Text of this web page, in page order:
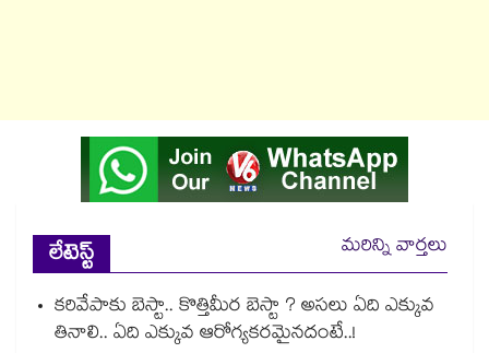
లేటెస్ట్
మరిన్ని వార్తలు
కరివేపాకు బెస్టా.. కొత్తిమీర బెస్టా ? అసలు ఏది ఎక్కువ
తినాలి.. ఏది ఎక్కువ ఆరోగ్యకరమైనదంటే..!